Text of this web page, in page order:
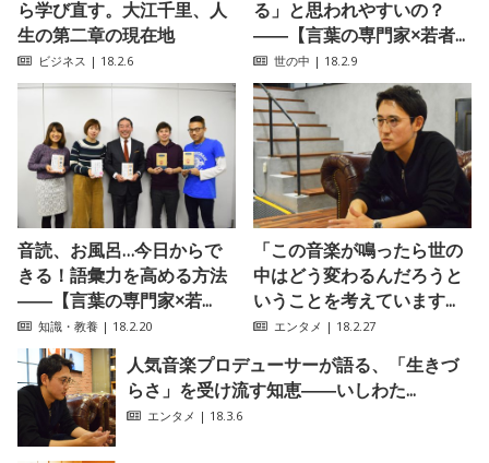
ら学び直す。大江千里、人
生の第二章の現在地
ビジネス | 18.2.6
る」と思われやすいの？
――【言葉の専門家×若者...
世の中 | 18.2.9
音読、お風呂…今日からで
きる！語彙力を高める方法
――【言葉の専門家×若...
知識・教養 | 18.2.20
「この音楽が鳴ったら世の
中はどう変わるんだろうと
いうことを考えています...
エンタメ | 18.2.27
人気音楽プロデューサーが語る、「生きづ
らさ」を受け流す知恵――いしわた...
エンタメ | 18.3.6